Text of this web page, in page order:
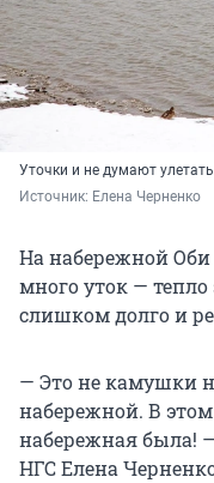
Уточки и не думают улетать
Источник: Елена Черненко
На набережной Оби
много уток — тепло
слишком долго и
— Это не камушки
набережной. В
набережная была!
НГС Елена